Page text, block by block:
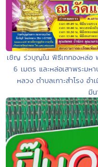
เชิญ ร่วบุญใน พิธีเททองหล่อ
6 เมตร และหล่อเสาพระม
หลวง ตำบลเกาะสำโรง อ
มี